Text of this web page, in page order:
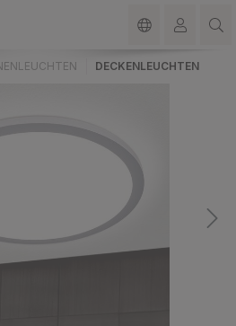
DECKENLEUCHTEN